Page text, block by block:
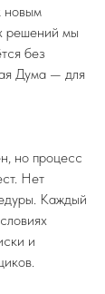
новым
решений мы
без
Дума — для
но процесс
Нет
Каждый
и